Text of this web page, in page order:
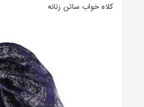
کلاه خواب ساتن زنانه